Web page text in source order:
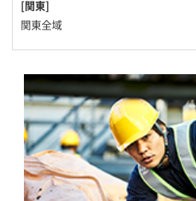
[関東]
関東全域